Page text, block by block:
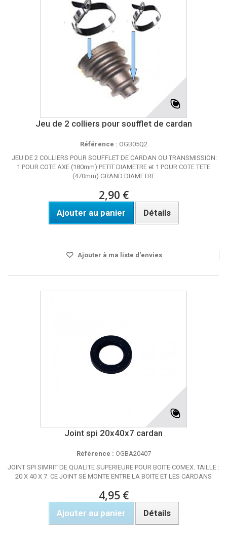
Jeu de 2 colliers pour soufflet de cardan
Référence : OGB05Q2
JEU DE 2 COLLIERS POUR SOUFFLET DE CARDAN OU TRANSMISSION:
1 POUR COTE AXE (180mm) PETIT DIAMETRE et 1 POUR COTE TETE
(470mm) GRAND DIAMETRE
2,90 €
Ajouter au panier Détails
Ajouter à ma liste d'envies
Joint spi 20x40x7 cardan
Référence : OGBA20407
JOINT SPI SIMRIT DE QUALITE SUPERIEURE POUR BOITE COMEX. TAILLE :
20 X 40 X 7. CE JOINT SE MONTE ENTRE LA BOITE ET LES CARDANS
4,95 €
Ajouter au panier Détails